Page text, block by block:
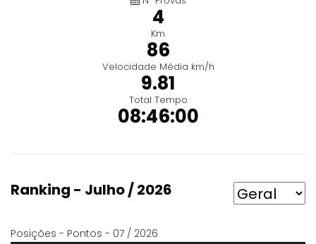
4
Km
86
Velocidade Média km/h
9.81
Total Tempo
08:46:00
Ranking - Julho / 2026
Posições - Pontos - 07 / 2026